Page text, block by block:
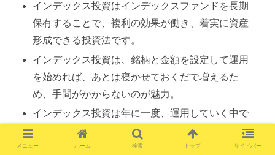
インデックス投資はインデックスファンドを長期
保有することで、複利の効果が働き、着実に資産
形成できる投資法です。
インデックス投資は、銘柄と金額を設定して運用
を始めれば、あとは寝かせておくだで増えるた
め、手間がかからないのが魅力。
インデックス投資は年に一度、運用していく中で
崩れてきた資産配分を、所定の比率に戻す「リバ
ランス」が必要です。
メニュー ホーム 検索 トップ サイドバー